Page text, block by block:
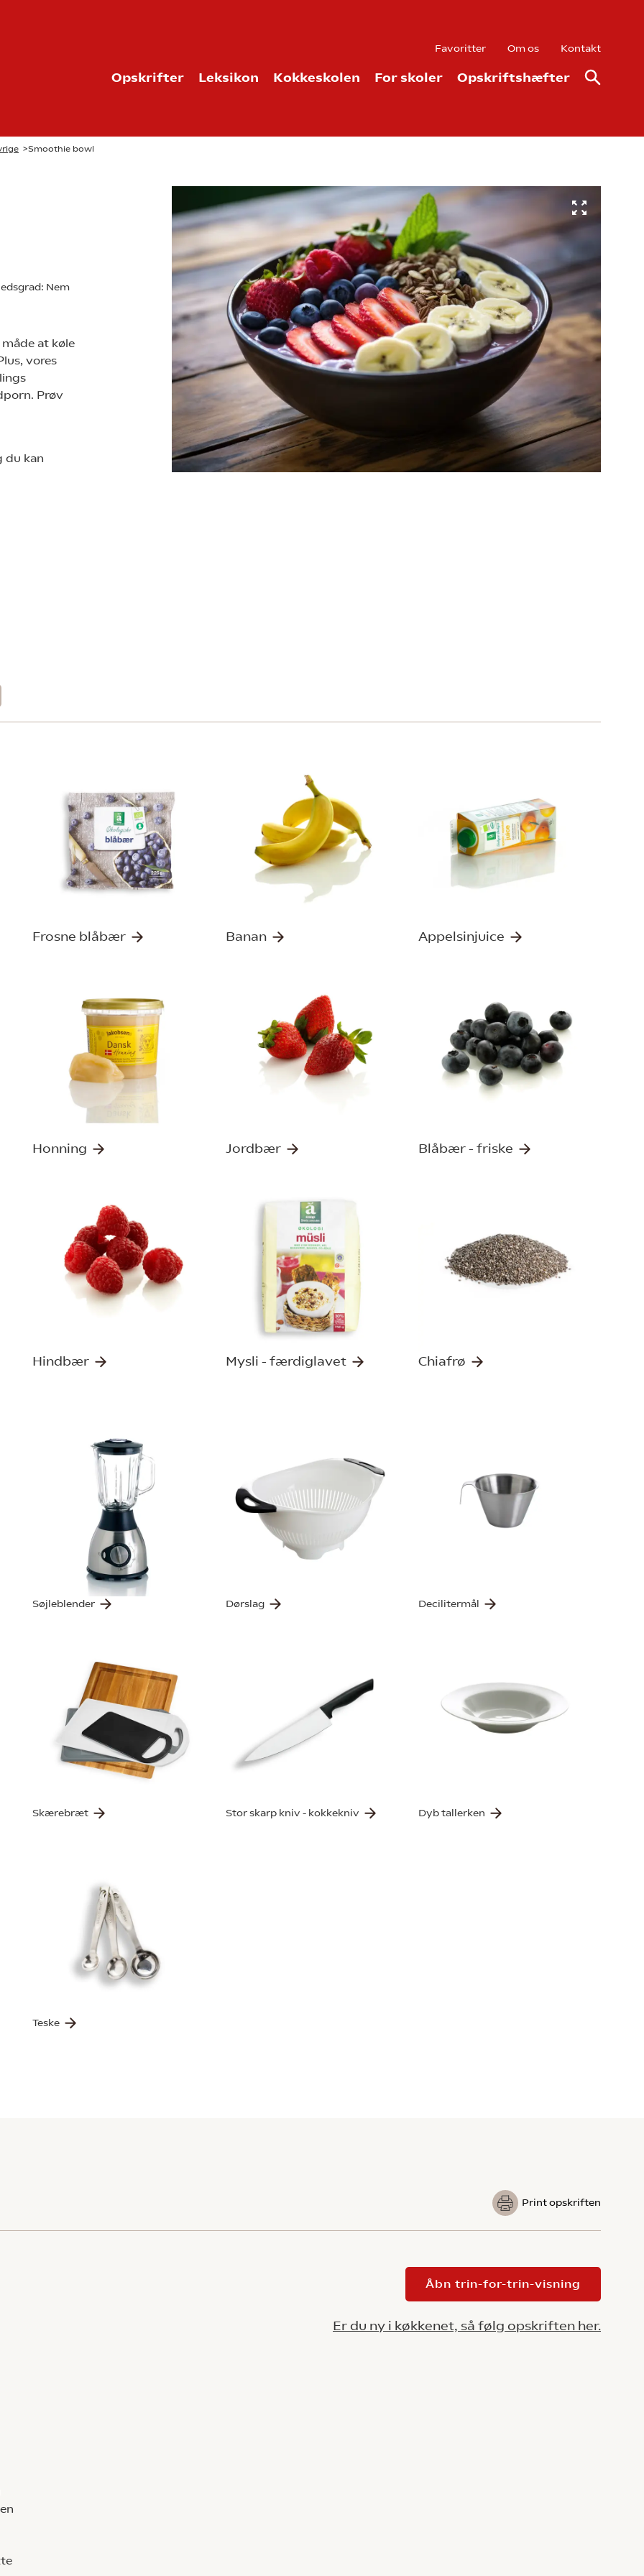
Favoritter Om os Kontakt
Opskrifter Leksikon Kokkeskolen For skoler Opskriftshæfter
>Smoothie bowl
Nem
at køle
vores
Prøv
du kan
Frosne blåbær Banan Appelsinjuice
Honning Jordbær Blåbær - friske
Hindbær Mysli - færdiglavet Chiafrø
Søjleblender Dørslag Decilitermål
Skærebræt Stor skarp kniv - kokkekniv Dyb tallerken
Teske
Print opskriften
Åbn trin-for-trin-visning
Er du ny i køkkenet, så følg opskriften her.